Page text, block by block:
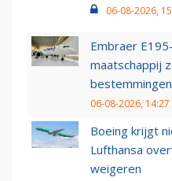
06-08-2026,
Embraer
maatschappij
bestemmingen
06-08-2026, 14:27
Boeing krijgt
Lufthansa
weigeren